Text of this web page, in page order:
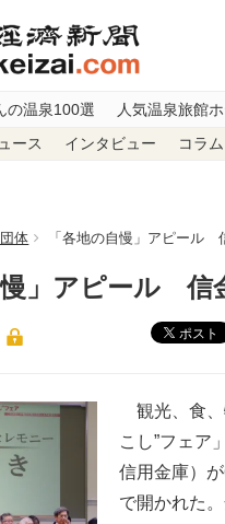
の温泉100選 人気温泉旅館
ース インタビュー コラム
体 「各地の自慢」アピール
慢」アピール 信
ポスト
観光、食、
こし”フェア
信用金庫）
で開かれた